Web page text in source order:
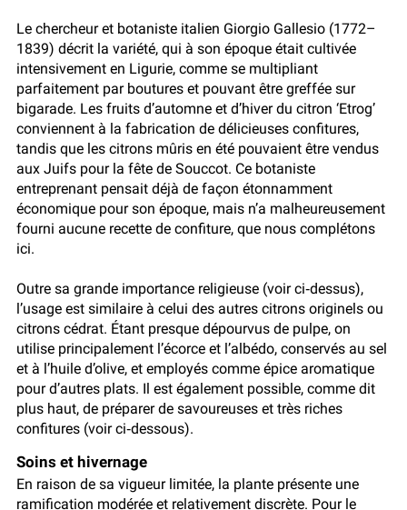
Le chercheur et botaniste italien Giorgio Gallesio (1772–
1839) décrit la variété, qui à son époque était cultivée
intensivement en Ligurie, comme se multipliant
parfaitement par boutures et pouvant être greffée sur
bigarade. Les fruits d’automne et d’hiver du citron ‘Etrog’
conviennent à la fabrication de délicieuses confitures,
tandis que les citrons mûris en été pouvaient être vendus
aux Juifs pour la fête de Souccot. Ce botaniste
entreprenant pensait déjà de façon étonnamment
économique pour son époque, mais n’a malheureusement
fourni aucune recette de confiture, que nous complétons
ici.
Outre sa grande importance religieuse (voir ci‑dessus),
l’usage est similaire à celui des autres citrons originels ou
citrons cédrat. Étant presque dépourvus de pulpe, on
utilise principalement l’écorce et l’albédo, conservés au sel
et à l’huile d’olive, et employés comme épice aromatique
pour d’autres plats. Il est également possible, comme dit
plus haut, de préparer de savoureuses et très riches
confitures (voir ci‑dessous).
Soins et hivernage
En raison de sa vigueur limitée, la plante présente une
ramification modérée et relativement discrète. Pour le